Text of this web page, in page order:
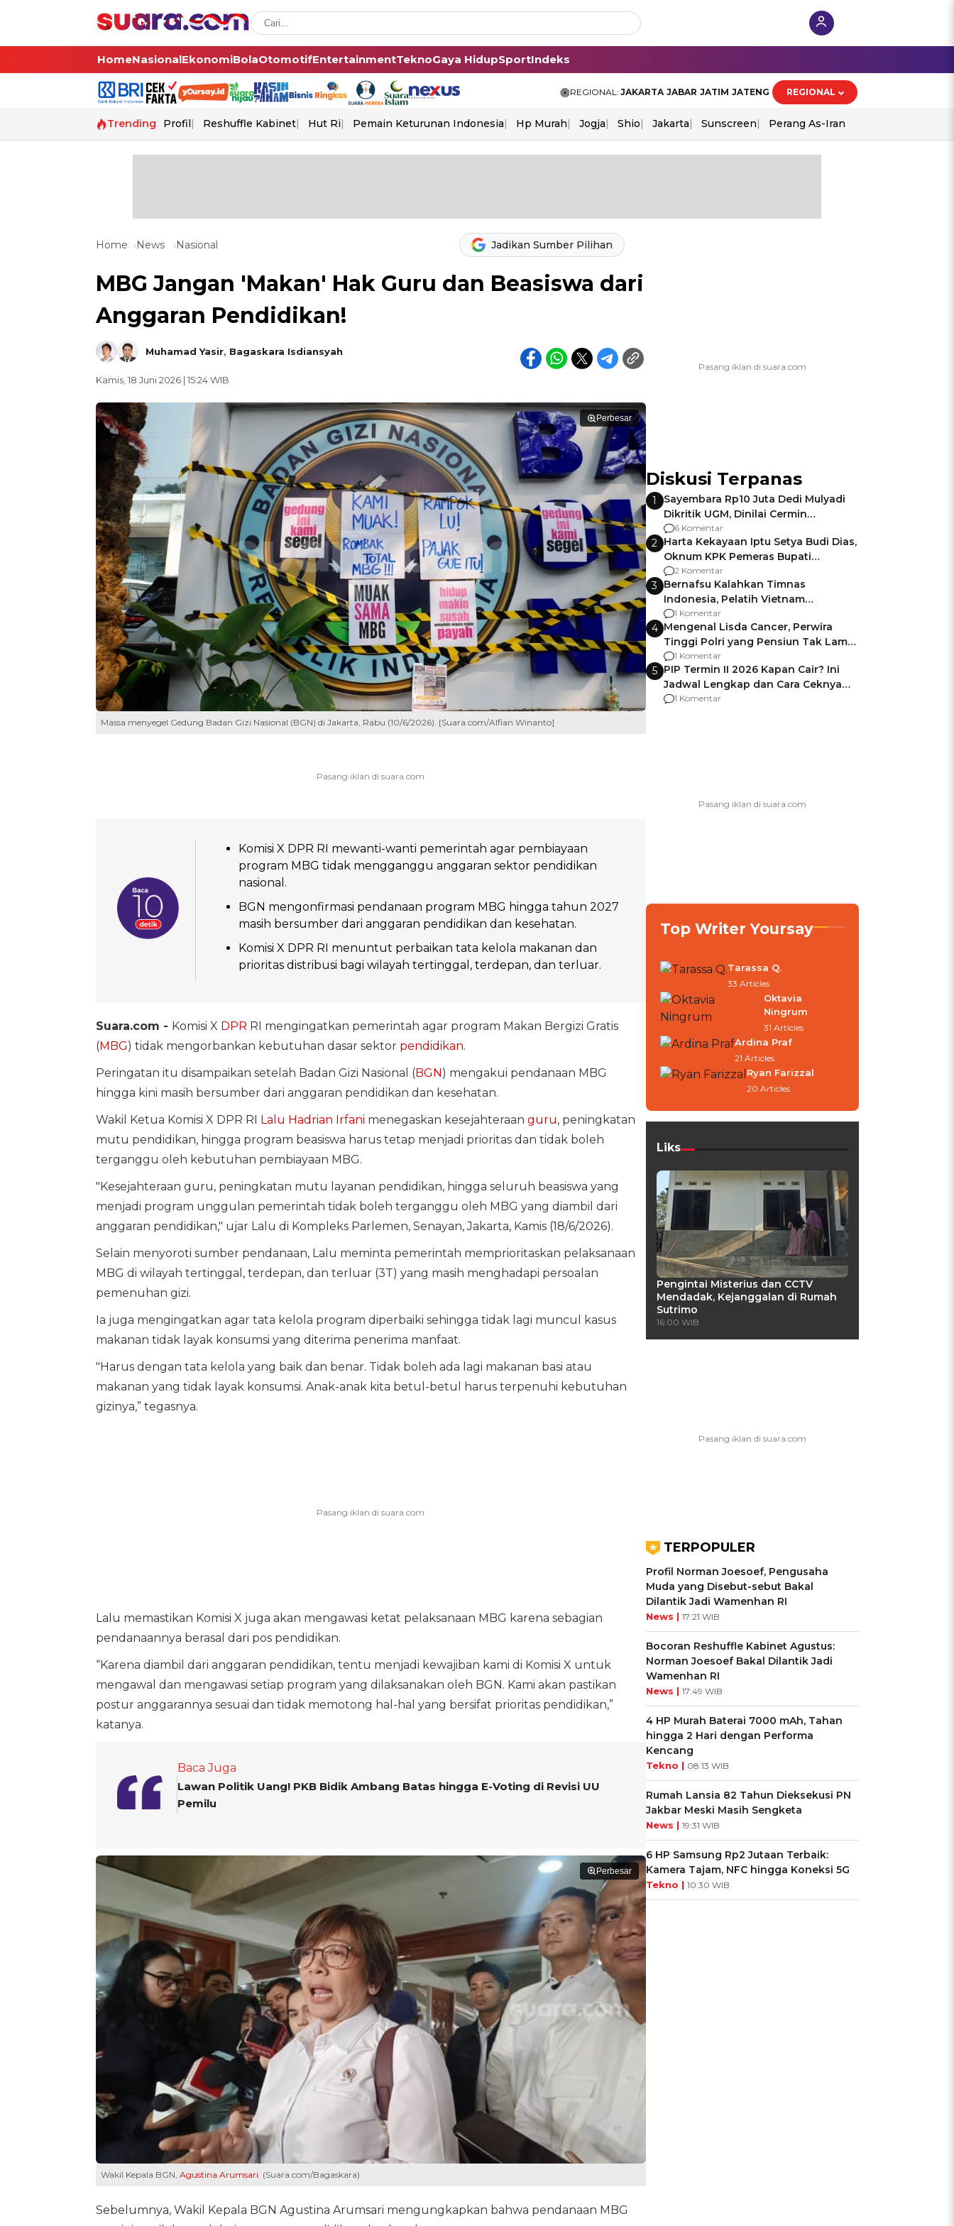
HomeNasionalEkonomiBolaOtomotifEntertainmentTeknoGaya HidupSportIndeks
REGIONAL: JAKARTA JABAR JATIM JATENG REGIONAL
Trending Profil Reshuffle Kabinet Hut Ri Pemain Keturunan Indonesia Hp Murah Jogja Shio Jakarta Sunscreen Perang As-Iran
Home News Nasional Jadikan Sumber Pilihan
MBG Jangan 'Makan' Hak Guru dan Beasiswa dari
Anggaran Pendidikan!
Muhamad Yasir, Bagaskara Isdiansyah
Kamis, 18 Juni 2026 | 15:24 WIB
Perbesar
Massa menyegel Gedung Badan Gizi Nasional (BGN) di Jakarta, Rabu (10/6/2026). [Suara.com/Alfian Winanto]
Komisi X DPR RI mewanti-wanti pemerintah agar pembiayaan
program MBG tidak mengganggu anggaran sektor pendidikan
nasional.
BGN mengonfirmasi pendanaan program MBG hingga tahun 2027
masih bersumber dari anggaran pendidikan dan kesehatan.
Komisi X DPR RI menuntut perbaikan tata kelola makanan dan
prioritas distribusi bagi wilayah tertinggal, terdepan, dan terluar.
Suara.com - Komisi X DPR RI mengingatkan pemerintah agar program Makan Bergizi Gratis
(MBG) tidak mengorbankan kebutuhan dasar sektor pendidikan.
Peringatan itu disampaikan setelah Badan Gizi Nasional (BGN) mengakui pendanaan MBG
hingga kini masih bersumber dari anggaran pendidikan dan kesehatan.
Wakil Ketua Komisi X DPR RI Lalu Hadrian Irfani menegaskan kesejahteraan guru, peningkatan
mutu pendidikan, hingga program beasiswa harus tetap menjadi prioritas dan tidak boleh
terganggu oleh kebutuhan pembiayaan MBG.
"Kesejahteraan guru, peningkatan mutu layanan pendidikan, hingga seluruh beasiswa yang
menjadi program unggulan pemerintah tidak boleh terganggu oleh MBG yang diambil dari
anggaran pendidikan," ujar Lalu di Kompleks Parlemen, Senayan, Jakarta, Kamis (18/6/2026).
Selain menyoroti sumber pendanaan, Lalu meminta pemerintah memprioritaskan pelaksanaan
MBG di wilayah tertinggal, terdepan, dan terluar (3T) yang masih menghadapi persoalan
pemenuhan gizi.
Ia juga mengingatkan agar tata kelola program diperbaiki sehingga tidak lagi muncul kasus
makanan tidak layak konsumsi yang diterima penerima manfaat.
"Harus dengan tata kelola yang baik dan benar. Tidak boleh ada lagi makanan basi atau
makanan yang tidak layak konsumsi. Anak-anak kita betul-betul harus terpenuhi kebutuhan
gizinya,” tegasnya.
Lalu memastikan Komisi X juga akan mengawasi ketat pelaksanaan MBG karena sebagian
pendanaannya berasal dari pos pendidikan.
“Karena diambil dari anggaran pendidikan, tentu menjadi kewajiban kami di Komisi X untuk
mengawal dan mengawasi setiap program yang dilaksanakan oleh BGN. Kami akan pastikan
postur anggarannya sesuai dan tidak memotong hal-hal yang bersifat prioritas pendidikan,”
katanya.
Baca Juga
Lawan Politik Uang! PKB Bidik Ambang Batas hingga E-Voting di Revisi UU
Pemilu
Perbesar
Wakil Kepala BGN, Agustina Arumsari. (Suara.com/Bagaskara)
Sebelumnya, Wakil Kepala BGN Agustina Arumsari mengungkapkan bahwa pendanaan MBG
Diskusi Terpanas
1
Sayembara Rp10 Juta Dedi Mulyadi
Dikritik UGM, Dinilai Cermin
Gagalnya Negara Jamin Keamanan
6 Komentar
2 Harta Kekayaan Iptu Setya Budi Dias,
Oknum KPK Pemeras Bupati
Pemalang
2 Komentar
3 Bernafsu Kalahkan Timnas
Indonesia, Pelatih Vietnam
Berencana Pakai Jimat di Pakansari
1 Komentar
4 Mengenal Lisda Cancer, Perwira
Tinggi Polri yang Pensiun Tak Lama
Usai Jadi Brigjen
1 Komentar
5 PIP Termin II 2026 Kapan Cair? Ini
Jadwal Lengkap dan Cara Ceknya
agar Dana Tidak Hangus!
1 Komentar
Top Writer Yoursay
Tarassa Q.
33 Articles
Oktavia
Ningrum
31 Articles
Ardina Praf
21 Articles
Ryan Farizzal
20 Articles
Liks
Pengintai Misterius dan CCTV
Mendadak, Kejanggalan di Rumah
Sutrimo
16:00 WIB
TERPOPULER
Profil Norman Joesoef, Pengusaha
Muda yang Disebut-sebut Bakal
Dilantik Jadi Wamenhan RI
News | 17:21 WIB
Bocoran Reshuffle Kabinet Agustus:
Norman Joesoef Bakal Dilantik Jadi
Wamenhan RI
News | 17:49 WIB
4 HP Murah Baterai 7000 mAh, Tahan
hingga 2 Hari dengan Performa
Kencang
Tekno | 08:13 WIB
Rumah Lansia 82 Tahun Dieksekusi PN
Jakbar Meski Masih Sengketa
News | 19:31 WIB
6 HP Samsung Rp2 Jutaan Terbaik:
Kamera Tajam, NFC hingga Koneksi 5G
Tekno | 10:30 WIB